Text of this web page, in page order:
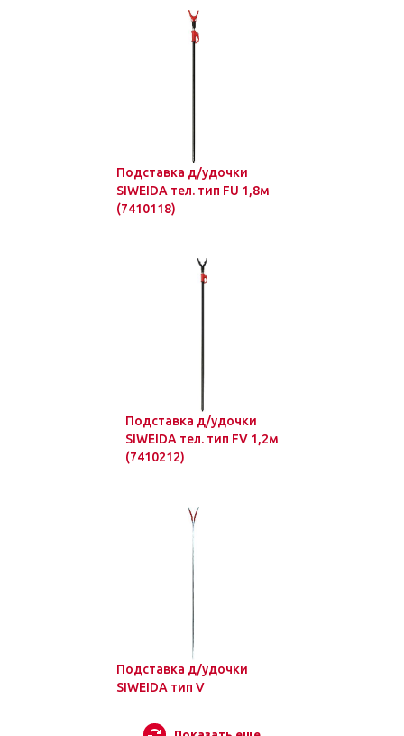
Подставка д/удочки
SIWEIDA тел. тип FU 1,8м
(7410118)
Подставка д/удочки
SIWEIDA тел. тип FV 1,2м
(7410212)
Подставка д/удочки
SIWEIDA тип V